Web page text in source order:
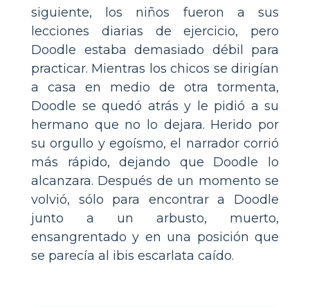
siguiente, los niños fueron a sus
lecciones diarias de ejercicio, pero
Doodle estaba demasiado débil para
practicar. Mientras los chicos se dirigían
a casa en medio de otra tormenta,
Doodle se quedó atrás y le pidió a su
hermano que no lo dejara. Herido por
su orgullo y egoísmo, el narrador corrió
más rápido, dejando que Doodle lo
alcanzara. Después de un momento se
volvió, sólo para encontrar a Doodle
junto a un arbusto, muerto,
ensangrentado y en una posición que
se parecía al ibis escarlata caído.